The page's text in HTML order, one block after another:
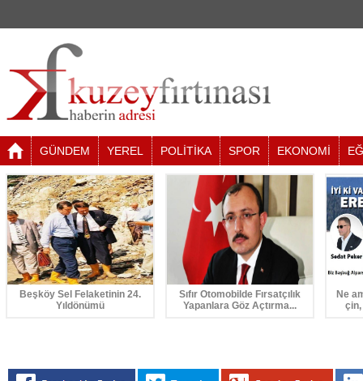
GÜNDEM YEREL POLİTİKA SPOR EKONOMİ
Beşköy Sel Felaketinin 24.
Yıldönümü
Sıfır Otomobilde Fırsatçılık
Yapanlara Göz Açtırma...
Ne